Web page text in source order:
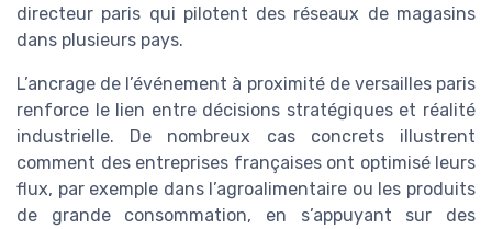
directeur paris qui pilotent des réseaux de magasins
dans plusieurs pays.
L’ancrage de l’événement à proximité de versailles paris
renforce le lien entre décisions stratégiques et réalité
industrielle. De nombreux cas concrets illustrent
comment des entreprises françaises ont optimisé leurs
flux, par exemple dans l’agroalimentaire ou les produits
de grande consommation, en s’appuyant sur des